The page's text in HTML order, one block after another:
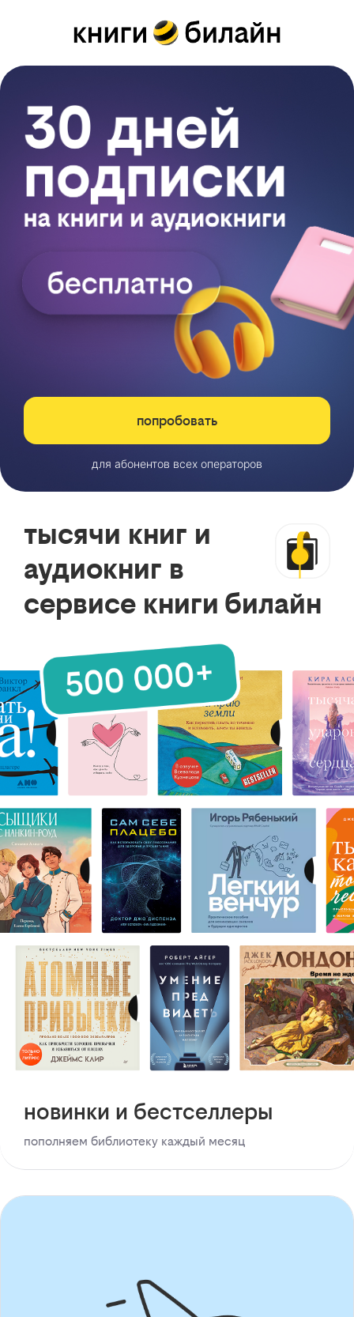
попробовать
для абонентов всех операторов
тысячи книг и
аудиокниг в
сервисе книги билайн
новинки и бестселлеры
пополняем библиотеку каждый месяц